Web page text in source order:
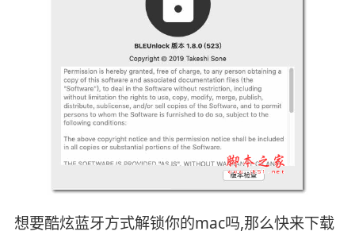
想要酷炫蓝牙方式解锁你的mac吗,那么快来下载